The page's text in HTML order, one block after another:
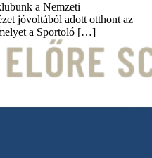
a Nemzeti
jóvoltából adott otthont az
a Sportoló […]